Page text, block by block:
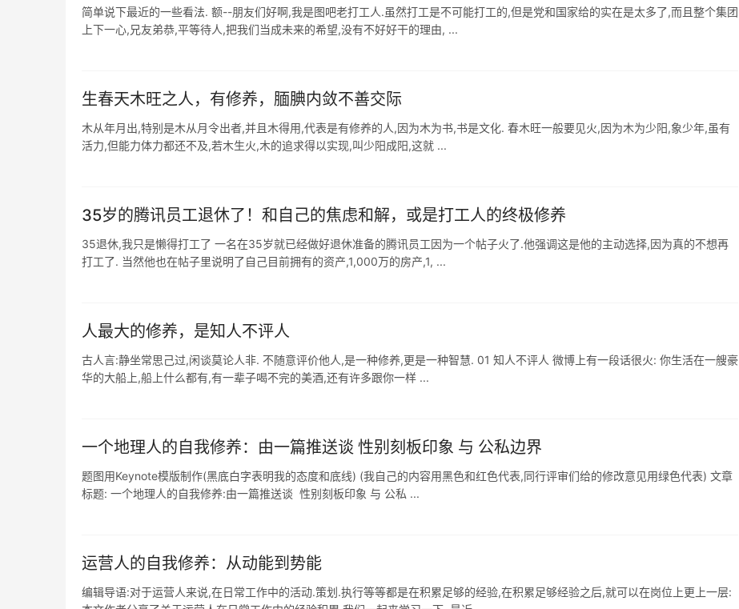
简单说下最近的一些看法. 额--朋友们好啊,我是图吧老打工人.虽然打工是不可能打工的,但是党和国家给的实在是太多了,而且整个集团
上下一心,兄友弟恭,平等待人,把我们当成未来的希望,没有不好好干的理由, ...
生春天木旺之人，有修养，腼腆内敛不善交际
木从年月出,特别是木从月令出者,并且木得用,代表是有修养的人,因为木为书,书是文化. 春木旺一般要见火,因为木为少阳,象少年,虽有
活力,但能力体力都还不及,若木生火,木的追求得以实现,叫少阳成阳,这就 ...
35岁的腾讯员工退休了！和自己的焦虑和解，或是打工人的终极修养
35退休,我只是懒得打工了 一名在35岁就已经做好退休准备的腾讯员工因为一个帖子火了.他强调这是他的主动选择,因为真的不想再
打工了. 当然他也在帖子里说明了自己目前拥有的资产,1,000万的房产,1, ...
人最大的修养，是知人不评人
古人言:静坐常思己过,闲谈莫论人非. 不随意评价他人,是一种修养,更是一种智慧. 01 知人不评人 微博上有一段话很火: 你生活在一艘豪
华的大船上,船上什么都有,有一辈子喝不完的美酒,还有许多跟你一样 ...
一个地理人的自我修养：由一篇推送谈 性别刻板印象 与 公私边界
题图用Keynote模版制作(黑底白字表明我的态度和底线) (我自己的内容用黑色和红色代表,同行评审们给的修改意见用绿色代表) 文章
标题: 一个地理人的自我修养:由一篇推送谈 性别刻板印象 与 公私 ...
运营人的自我修养：从动能到势能
编辑导语:对于运营人来说,在日常工作中的活动.策划.执行等等都是在积累足够的经验,在积累足够经验之后,就可以在岗位上更上一层: